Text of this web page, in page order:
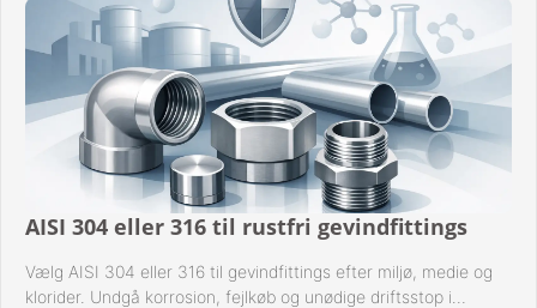
AISI 304 eller 316 til rustfri gevindfittings
Vælg AISI 304 eller 316 til gevindfittings efter miljø, medie og
klorider. Undgå korrosion, fejlkøb og unødige driftsstop i